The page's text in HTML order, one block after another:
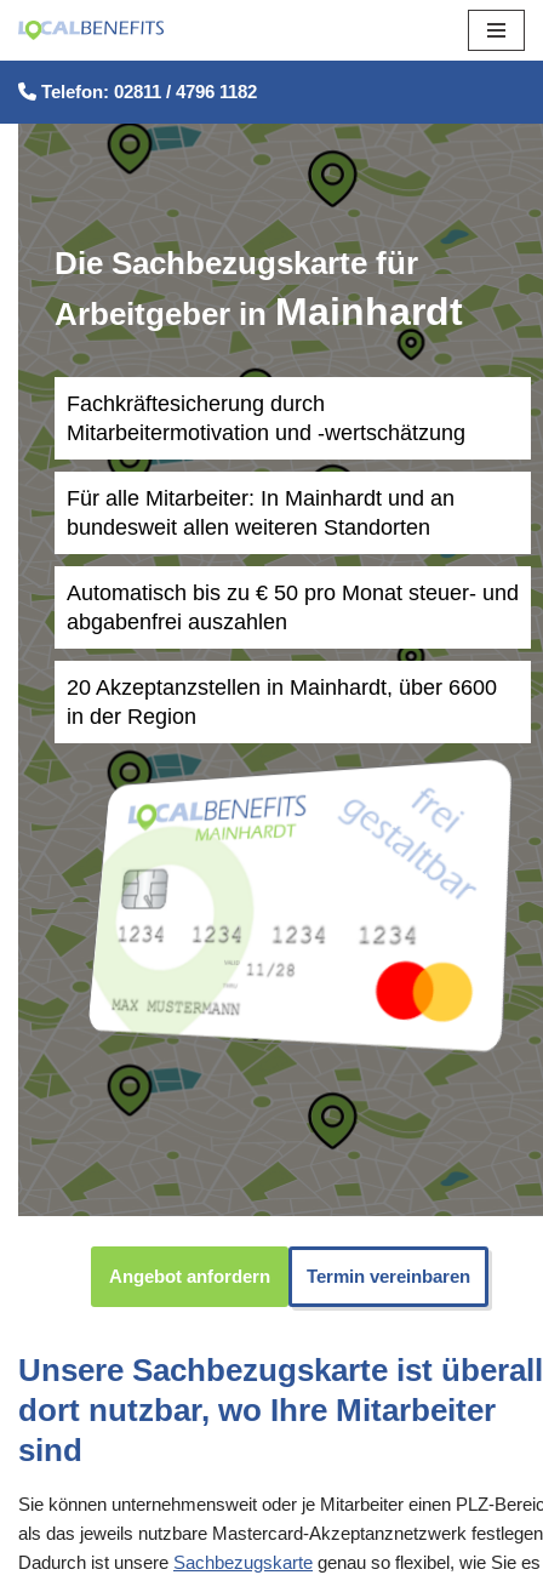
Zum
Inhalt
springen
Telefon: 02811 / 4796 1182
Die Sachbezugskarte für
Arbeitgeber inMainhardt
Fachkräftesicherung durch
Mitarbeitermotivation und -wertschätzung
Für alle Mitarbeiter: In Mainhardt und an
bundesweit allen weiteren Standorten
Automatisch bis zu € 50 pro Monat steuer- und
abgabenfrei auszahlen
20 Akzeptanzstellen in Mainhardt, über 6600
in der Region
Angebot anfordern Termin vereinbaren
Unsere Sachbezugskarte ist überall
dort nutzbar, wo Ihre Mitarbeiter
sind
Sie können unternehmensweit oder je Mitarbeiter einen PLZ-
als das jeweils nutzbare Mastercard-Akzeptanznetzwerk
Dadurch ist unsere Sachbezugskarte genau so flexibel, wie Sie es